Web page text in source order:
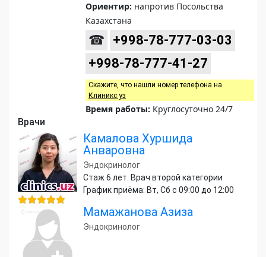
Ориентир: напротив Посольства
Казахстана
☎
+998-78-777-03-03
+998-78-777-41-27
Скажите, что нашли номер телефона на
Клиникс уз
Время работы: Круглосуточно 24/7
Врачи
Камалова Хуршида
Анваровна
Эндокринолог
Стаж 6 лет. Врач второй категории
График приёма: Вт, Сб с 09:00 до 12:00
Мамажанова Азиза
Эндокринолог